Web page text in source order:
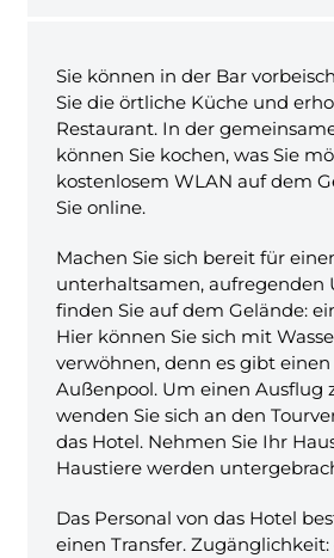
Sie können in der Bar
Sie die örtliche Küche und
Restaurant. In der
können Sie kochen, was Sie
kostenlosem WLAN auf dem
Sie online.
Machen Sie sich bereit für
unterhaltsamen, aufregenden
finden Sie auf dem Gelände:
Hier können Sie sich mit
verwöhnen, denn es gibt
Außenpool. Um einen Ausflug
wenden Sie sich an den
das Hotel. Nehmen Sie Ihr
Haustiere werden
Das Personal von das Hotel
einen Transfer.